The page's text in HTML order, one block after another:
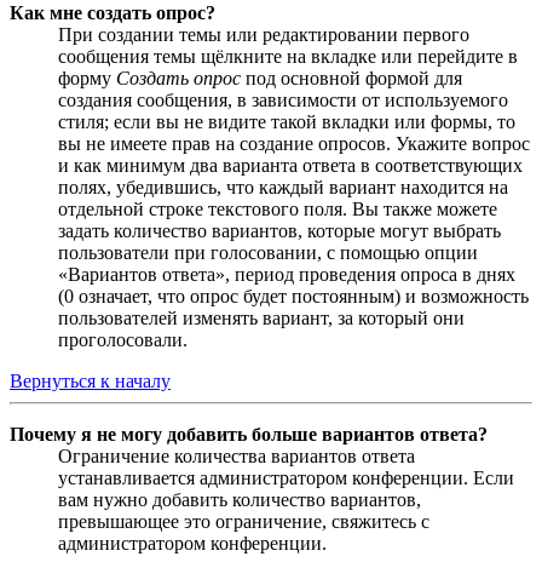
Как мне создать опрос?
При создании темы или редактировании первого
сообщения темы щёлкните на вкладке или перейдите в
форму Создать опрос под основной формой для
создания сообщения, в зависимости от используемого
стиля; если вы не видите такой вкладки или формы, то
вы не имеете прав на создание опросов. Укажите вопрос
и как минимум два варианта ответа в соответствующих
полях, убедившись, что каждый вариант находится на
отдельной строке текстового поля. Вы также можете
задать количество вариантов, которые могут выбрать
пользователи при голосовании, с помощью опции
«Вариантов ответа», период проведения опроса в днях
(0 означает, что опрос будет постоянным) и возможность
пользователей изменять вариант, за который они
проголосовали.
Вернуться к началу
Почему я не могу добавить больше вариантов ответа?
Ограничение количества вариантов ответа
устанавливается администратором конференции. Если
вам нужно добавить количество вариантов,
превышающее это ограничение, свяжитесь с
администратором конференции.